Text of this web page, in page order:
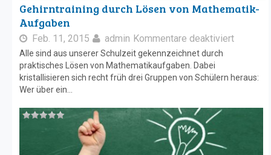
Gehirntraining durch Lösen von Mathematik-
Aufgaben
Feb. 11, 2015 admin Kommentare deaktiviert
Alle sind aus unserer Schulzeit gekennzeichnet durch
praktisches Lösen von Mathematikaufgaben. Dabei
kristallisieren sich recht früh drei Gruppen von Schülern heraus:
Wer über ein...